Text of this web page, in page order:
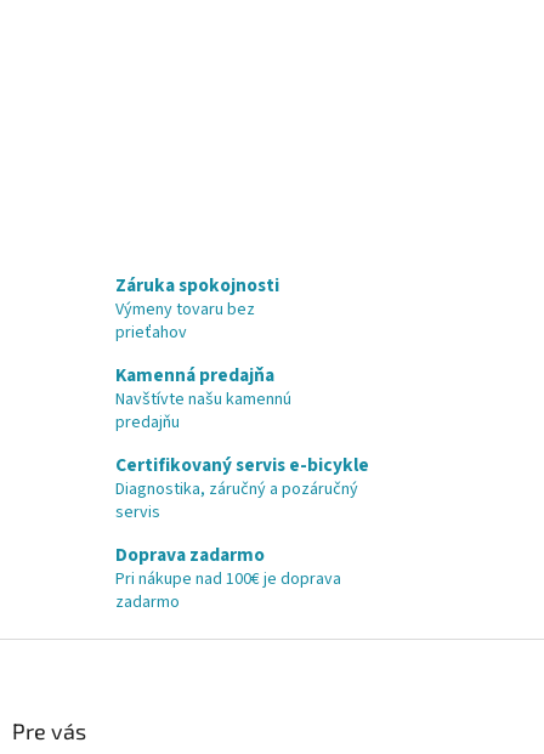
Záruka spokojnosti
Výmeny tovaru bez
prieťahov
Kamenná predajňa
Navštívte našu kamennú
predajňu
Certifikovaný servis e-bicykle
Diagnostika, záručný a pozáručný
servis
Doprava zadarmo
Pri nákupe nad 100€ je doprava
zadarmo
Pre vás